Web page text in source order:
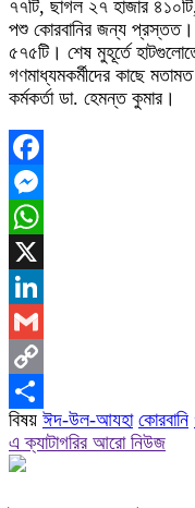
৭৭টি, ছাগল ২৭ হাজার
পশু কোরবানির জন্য প্রস্তত।
৫৭৫টি। শেষ মুহূর্তে
গণমাধ্যমকর্মীদের কাছে
কর্মকর্তা ডা. হেমন্ত কুমার।
Facebook
Messenger
WhatsApp
X
LinkedIn
Gmail
Copy
Link
Share
বিষয় ঈদ-উল-আযহা কোরবানি
এ ক্যাটাগরির আরো নিউজ